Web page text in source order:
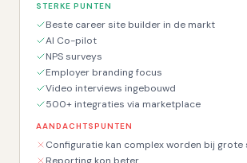
STERKE PUNTEN
Beste career site builder in de markt
AI Co-pilot
NPS surveys
Employer branding focus
Video interviews ingebouwd
500+ integraties via marketplace
AANDACHTSPUNTEN
Configuratie kan complex worden bij grote